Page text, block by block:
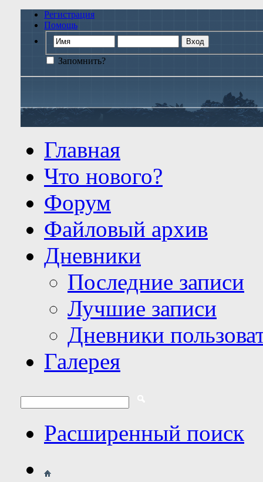
Регистрация
Помощь
Запомнить?
Главная
Что нового?
Форум
Файловый архив
Дневники
Последние записи
Лучшие записи
Дневники
Галерея
Расширенный поиск